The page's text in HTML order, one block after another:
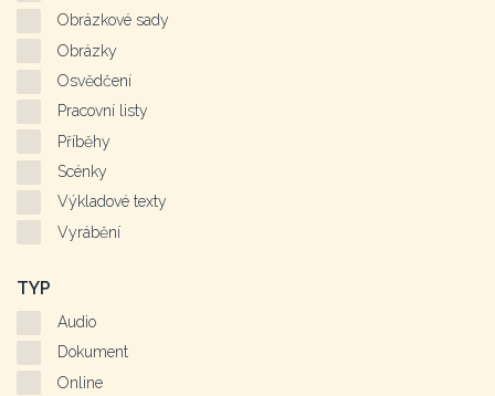
Obrázkové sady
Obrázky
Osvědčení
Pracovní listy
Příběhy
Scénky
Výkladové texty
Vyrábění
TYP
Audio
Dokument
Online